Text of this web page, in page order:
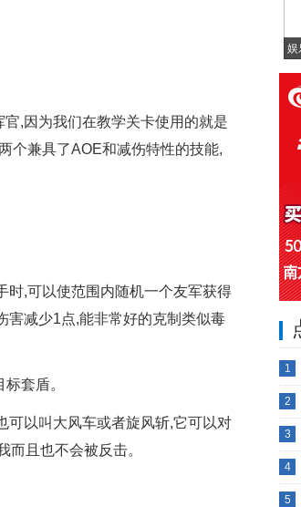
,因为我们在教学关卡使用的就是
个兼具了AOE和减伤特性的技能,
时,可以使范围内随机一个友军获得
害减少1点,能非常好的克制类似毒
套盾。
可以叫大风车或者旋风斩,它可以对
且也不会被反击。
娱
1
2
3
4
5